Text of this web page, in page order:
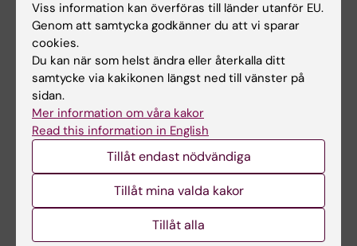
18 maj 2026
Anna Lantz är ny
forskargruppsledare
vid MMK Urologi
Den 1 maj 2026 tillträdde Anna
23 mar 2026
Cancerfonden
finansierar tre
forskartjänster vid
MMK
Cancerfonden satsar på att
Viss information kan överföras till länder utanför EU.
Genom att samtycka godkänner du att vi sparar
cookies.
Du kan när som helst ändra eller återkalla ditt
samtycke via kakikonen längst ned till vänster på
sidan.
Mer information om våra kakor
Read this information in English
Tillåt endast nödvändiga
Tillåt mina valda kakor
Tillåt alla